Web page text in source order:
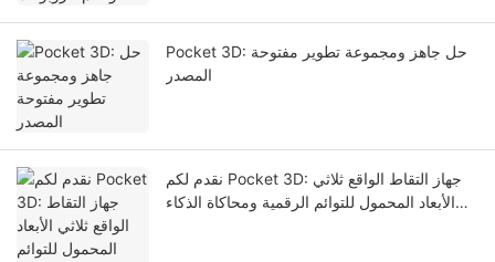
Pocket 3D: حل جاهز ومجموعة تطوير مفتوحة
المصدر
نقدم لكم Pocket 3D: جهاز التقاط الواقع ثلاثي
الأبعاد المحمول للتوائم الرقمية ومحاكاة الذكاء